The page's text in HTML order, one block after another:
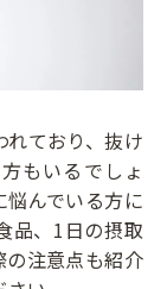
ており、抜け
もいるでしょ
悩んでいる方に
品、1日の摂取
の注意点も紹介